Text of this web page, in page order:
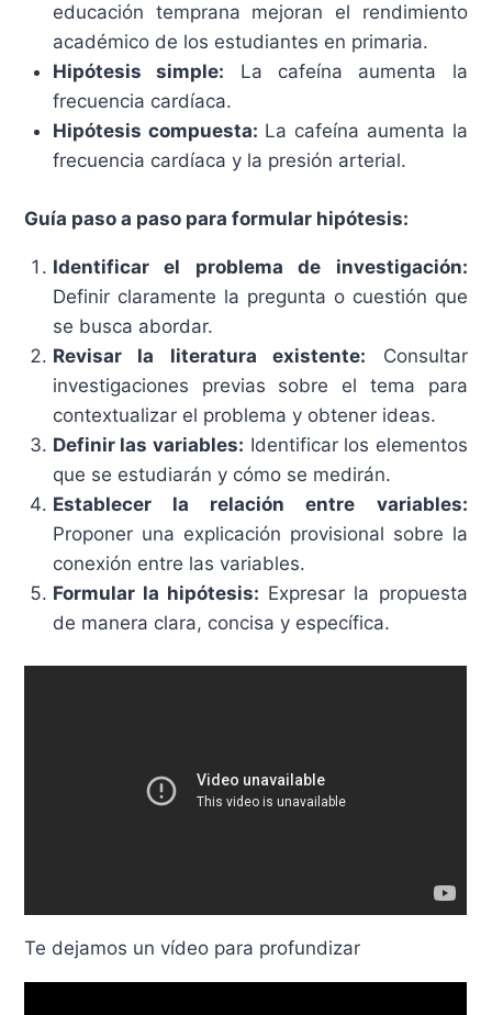
educación temprana mejoran el rendimiento
académico de los estudiantes en primaria.
Hipótesis simple: La cafeína aumenta la
frecuencia cardíaca.
Hipótesis compuesta: La cafeína aumenta la
frecuencia cardíaca y la presión arterial.
Guía paso a paso para formular hipótesis:
Identificar el problema de investigación:
Definir claramente la pregunta o cuestión que
se busca abordar.
Revisar la literatura existente: Consultar
investigaciones previas sobre el tema para
contextualizar el problema y obtener ideas.
Definir las variables: Identificar los elementos
que se estudiarán y cómo se medirán.
Establecer la relación entre variables:
Proponer una explicación provisional sobre la
conexión entre las variables.
Formular la hipótesis: Expresar la propuesta
de manera clara, concisa y específica.
Te dejamos un vídeo para profundizar